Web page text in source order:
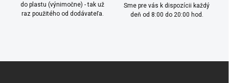
do plastu (výnimočne) - tak už
raz použitého od dodávateľa.
Sme pre vás k dispozícii každý
deň od 8:00 do 20:00 hod.